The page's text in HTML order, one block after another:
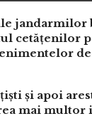
cetățenilor
și apoi
mai multor